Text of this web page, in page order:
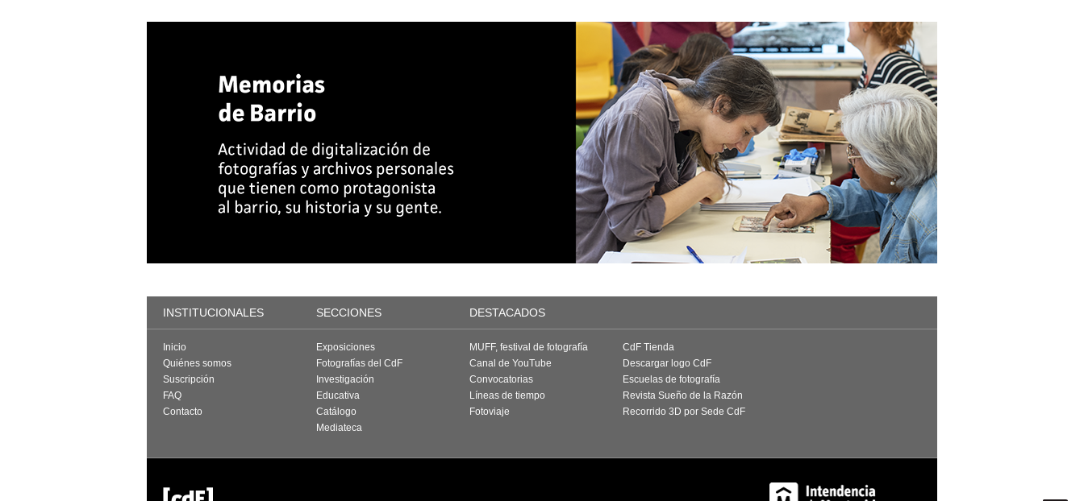
INSTITUCIONALES SECCIONES DESTACADOS
Inicio
Quiénes somos
Suscripción
FAQ
Contacto
Exposiciones
Fotografías del CdF
Investigación
Educativa
Catálogo
Mediateca
MUFF, festival de fotografía
Canal de YouTube
Convocatorias
Líneas de tiempo
Fotoviaje
CdF Tienda
Descargar logo CdF
Escuelas de fotografía
Revista Sueño de la Razón
Recorrido 3D por Sede CdF